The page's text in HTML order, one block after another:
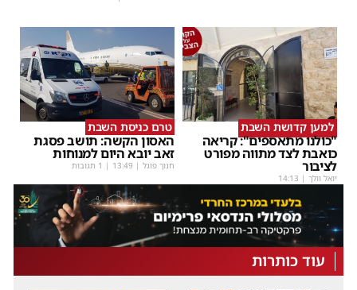
למען קדושת השבת
"כולנו מתאספים": קריאה
כואבת לצד מתווה מפורט
לציבור
יואל וולך |
14:13
טרם כניסת השבת
האסון הקשה: תושב פסגת
זאב יובא היום למנוחות
חנוך פוגל |
13:49 | 1 תגובות
עוד כותרות